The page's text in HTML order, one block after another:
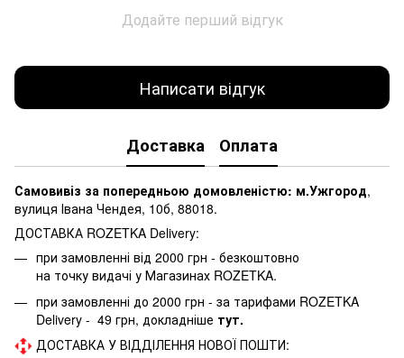
Додайте перший відгук
Написати відгук
Доставка Оплата
Самовивіз за попередньою домовленістю: м.Ужгород,
вулиця Івана Чендея, 10б, 88018.
ДОСТАВКА ROZETKA Delivery:
при замовленні від 2000 грн - безкоштовно
на точку видачі у Магазинах ROZETKA.
при замовленні до 2000 грн - за тарифами ROZETKA
Delivery - 49 грн, докладніше тут.
ДОСТАВКА У ВІДДІЛЕННЯ НОВОЇ ПОШТИ: